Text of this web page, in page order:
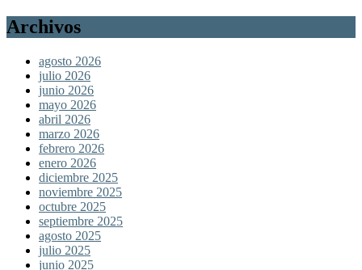
Archivos
agosto 2026
julio 2026
junio 2026
mayo 2026
abril 2026
marzo 2026
febrero 2026
enero 2026
diciembre 2025
noviembre 2025
octubre 2025
septiembre 2025
agosto 2025
julio 2025
junio 2025